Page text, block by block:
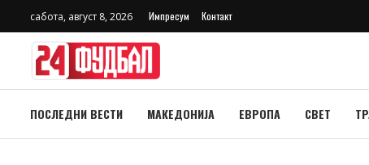
сабота, август 8, 2026 Импресум Контакт
ПОСЛЕДНИ ВЕСТИ МАКЕДОНИЈА ЕВРОПА СВЕТ